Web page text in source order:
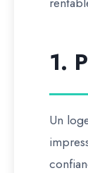
1.
Un